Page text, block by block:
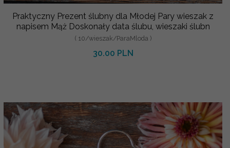
Praktyczny Prezent ślubny dla Młodej Pary wieszak z
napisem Mąż Doskonały data ślubu, wieszaki ślubn
( 10/wieszak/ParaMloda )
30.00 PLN